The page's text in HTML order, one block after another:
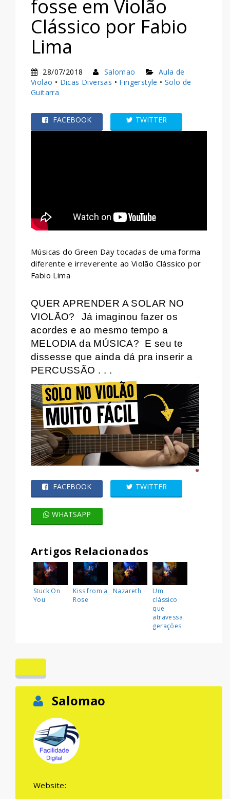
fosse em Violão
Clássico por Fabio
Lima
28/07/2018 Salomao
Aula de
Violão • Dicas Diversas • Fingerstyle • Solo de
Guitarra
FACEBOOK TWITTER
Músicas do Green Day tocadas de uma forma
diferente e irreverente ao Violão Clássico por
Fabio Lima
QUER APRENDER A SOLAR NO
VIOLÃO?
Já imaginou fazer os
acordes e ao mesmo tempo a
MELODIA da MÚSICA? E seu te
dissesse que ainda dá pra inserir a
PERCUSSÃO . . .
FACEBOOK TWITTER
WHATSAPP
Artigos Relacionados
Stuck On
You
Kiss from a
Rose
Nazareth
Um
clássico
que
atravessa
gerações
Salomao
Website: